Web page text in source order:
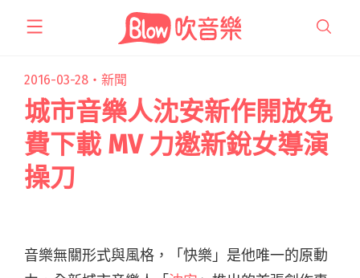
2016-03-28・ 新聞
城市音樂人沈安新作開放免
費下載 MV 力邀新銳女導演
操刀
音樂無關形式與風格，「快樂」是他唯一的原動